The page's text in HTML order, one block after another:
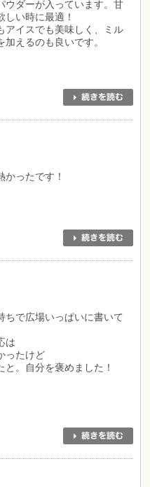
ウダーが入っています。甘
しい時に最適！
アイスでも美味しく、ミル
加えるのも良いです。
かったです！
ちで広場いっぱいに書いて
は
ったけど
と。自分を褒めました！